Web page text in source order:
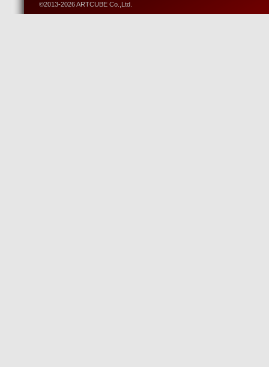
©2013-2026 ARTCUBE Co.,Ltd.